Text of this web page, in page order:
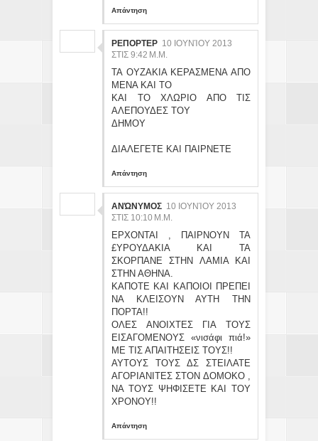
Απάντηση
ΡΕΠΟΡΤΕΡ 10 ΙΟΥΝΊΟΥ 2013
ΣΤΙΣ 9:42 Μ.Μ.
ΤΑ ΟΥΖΑΚΙΑ ΚΕΡΑΣΜΕΝΑ ΑΠΟ
ΜΕΝΑ ΚΑΙ ΤΟ
ΚΑΙ ΤΟ ΧΛΩΡΙΟ ΑΠΟ ΤΙΣ
ΑΛΕΠΟΥΔΕΣ ΤΟΥ
ΔΗΜΟΥ
ΔΙΑΛΕΓΕΤΕ ΚΑΙ ΠΑΙΡΝΕΤΕ
Απάντηση
ΑΝΏΝΥΜΟΣ 10 ΙΟΥΝΊΟΥ 2013
ΣΤΙΣ 10:10 Μ.Μ.
ΕΡΧΟΝΤΑΙ , ΠΑΙΡΝΟΥΝ ΤΑ
£ΥΡΟΥΔΑΚΙΑ ΚΑΙ ΤΑ
ΣΚΟΡΠΑΝΕ ΣΤΗΝ ΛΑΜΙΑ ΚΑΙ
ΣΤΗΝ ΑΘΗΝΑ.
ΚΑΠΟΤΕ ΚΑΙ ΚΑΠΟΙΟΙ ΠΡΕΠΕΙ
ΝΑ ΚΛΕΙΣΟΥΝ ΑΥΤΗ ΤΗΝ
ΠΟΡΤΑ!!
ΟΛΕΣ ΑΝΟΙΧΤΕΣ ΓΙΑ ΤΟΥΣ
ΕΙΣΑΓΟΜΕΝΟΥΣ «νισάφι πιά!»
ΜΕ ΤΙΣ ΑΠΑΙΤΗΣΕΙΣ ΤΟΥΣ!!
ΑΥΤΟΥΣ ΤΟΥΣ ΔΣ ΣΤΕΙΛΑΤΕ
ΑΓΟΡΙΑΝΙΤΕΣ ΣΤΟΝ ΔΟΜΟΚΟ ,
ΝΑ ΤΟΥΣ ΨΗΦΙΣΕΤΕ ΚΑΙ ΤΟΥ
ΧΡΟΝΟΥ!!
Απάντηση